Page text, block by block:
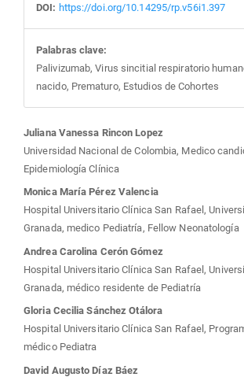
DOI: https://doi.org/10.14295/rp.v56i1.397
Palabras clave:
Palivizumab, Virus sincitial respiratorio
nacido, Prematuro, Estudios de Cohortes
Contenido
principal
del
artículo
Juliana Vanessa Rincon Lopez
Universidad Nacional de Colombia, Medico
Epidemiología Clínica
Monica María Pérez Valencia
Hospital Universitario Clínica San Rafael,
Granada, medico Pediatría, Fellow Neonatología
Andrea Carolina Cerón Gómez
Hospital Universitario Clínica San Rafael,
Granada, médico residente de Pediatría
Gloria Cecilia Sánchez Otálora
Hospital Universitario Clínica San Rafael,
médico Pediatra
David Augusto Díaz Báez